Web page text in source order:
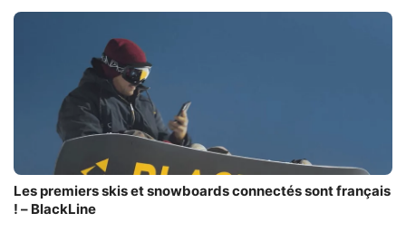
Les premiers skis et snowboards connectés sont français
! – BlackLine